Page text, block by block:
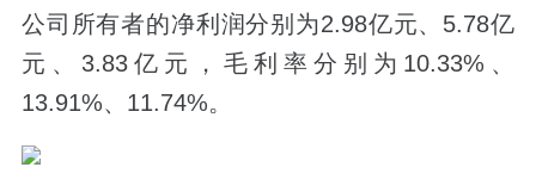
公司所有者的净利润分别为2.98亿元、5.78亿
元、3.83亿元，毛利率分别为10.33%、
13.91%、11.74%。